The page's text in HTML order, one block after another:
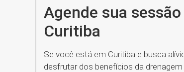
Agende sua
Curitiba
Se você está em Curitiba e busca
desfrutar dos benefícios da